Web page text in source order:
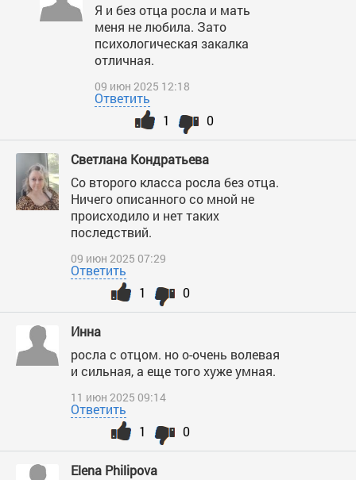
Я и без отца росла и мать
меня не любила. Зато
психологическая закалка
отличная.
09 июн 2025 12:18
Ответить
0
1
Светлана Кондратьева
Со второго класса росла без отца.
Ничего описанного со мной не
происходило и нет таких
последствий.
09 июн 2025 07:29
Ответить
0
1
Инна
росла с отцом. но о-очень волевая
и сильная, а еще того хуже умная.
11 июн 2025 09:14
Ответить
0
1
Elena Philipova